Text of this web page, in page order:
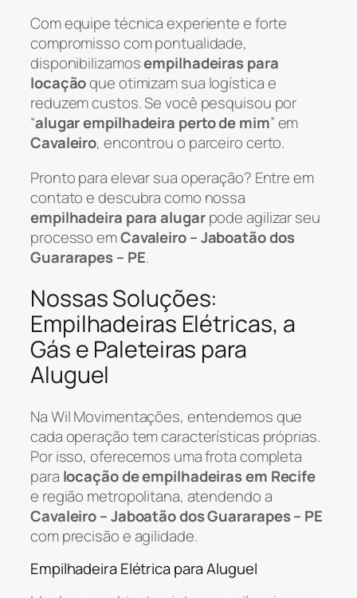
Com equipe técnica experiente e forte
compromisso com pontualidade,
disponibilizamosempilhadeiras para
locaçãoque otimizam sua logística e
reduzem custos. Se você pesquisou por
“alugar empilhadeira perto de mim” em
Cavaleiro, encontrou o parceiro certo.
Pronto para elevar sua operação? Entre em
contato e descubra como nossa
empilhadeira para alugarpode agilizar seu
processo emCavaleiro – Jaboatão dos
Guararapes – PE.
Nossas Soluções:
Empilhadeiras Elétricas, a
Gás e Paleteiras para
Aluguel
Na Wil Movimentações, entendemos que
cada operação tem características próprias.
Por isso, oferecemos uma frota completa
para locação de empilhadeiras em Recife
e região metropolitana, atendendo a
Cavaleiro – Jaboatão dos Guararapes – PE
com precisão e agilidade.
Empilhadeira Elétrica para Aluguel